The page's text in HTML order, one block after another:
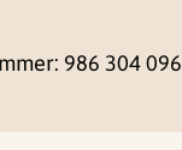
986 304 096